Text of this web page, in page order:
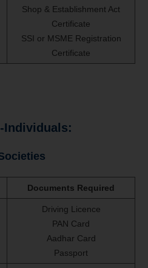
Shop & Establishment Act
Certificate
SSI or MSME Registration
Certificate
Individuals:
Documents Required
Driving Licence
PAN Card
Aadhar Card
Passport